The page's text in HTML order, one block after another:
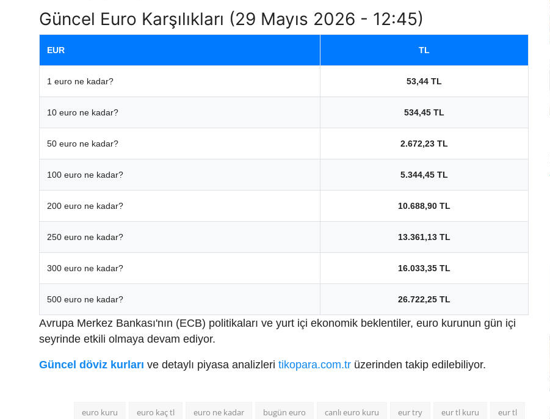
Güncel Euro Karşılıkları (29 Mayıs 2026 - 12:45)
EUR TL
1 euro ne kadar? 53,44 TL
10 euro ne kadar? 534,45 TL
50 euro ne kadar? 2.672,23 TL
100 euro ne kadar? 5.344,45 TL
200 euro ne kadar? 10.688,90 TL
250 euro ne kadar? 13.361,13 TL
300 euro ne kadar? 16.033,35 TL
500 euro ne kadar? 26.722,25 TL
Avrupa Merkez Bankası'nın (ECB) politikaları ve yurt içi ekonomik beklentiler, euro kurunun gün içi
seyrinde etkili olmaya devam ediyor.
Güncel döviz kurları ve detaylı piyasa analizleri tikopara.com.tr üzerinden takip edilebiliyor.
euro kuru euro kaç tl euro ne kadar bugün euro canlı euro kuru eur try eur tl kuru eur tl